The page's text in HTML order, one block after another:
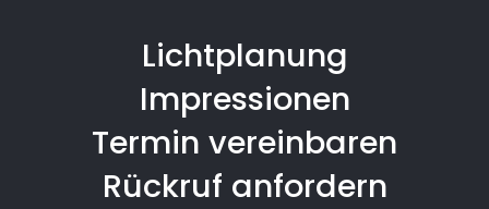
Lichtplanung
Impressionen
Termin vereinbaren
Rückruf anfordern